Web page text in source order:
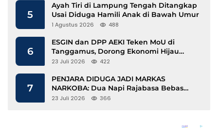
5
Ayah Tiri di Lampung Tengah Ditangkap
Usai Diduga Hamili Anak di Bawah Umur
1 Agustus 2026 488
6
ESGIN dan DPP AEKI Teken MoU di
Tanggamus, Dorong Ekonomi Hijau
Berbasis Kopi dan Perdagangan Karbon
23 Juli 2026 422
7
PENJARA DIDUGA JADI MARKAS
NARKOBA: Dua Napi Rajabasa Bebas
Gunakan HP, Muncul Dugaan
23 Juli 2026 366